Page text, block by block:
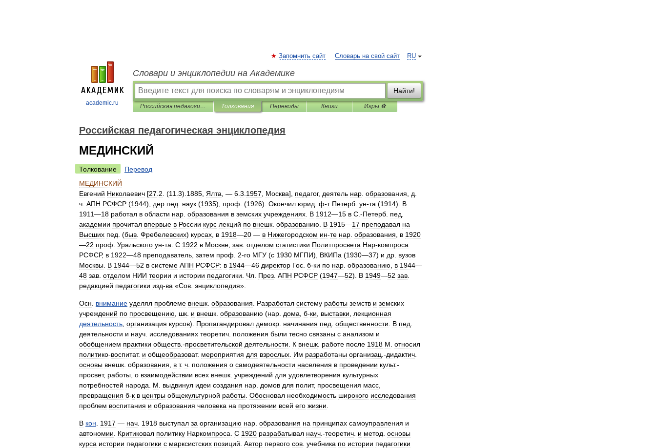
academic.ru
RU
Запомнить сайт Словарь на свой сайт
Словари и энциклопедии на Академике
Найти!
Российская педагогическая энциклопедия Толкования Переводы Книги Игры ⚽
Российская педагогическая энциклопедия
МЕДИНСКИЙ
Толкование
Перевод
МЕДИНСКИЙ
Евгений Николаевич [27 2 . (11 3). 1885 Ялта , — 6 3 1957 Москва], педагог, деятель нар образования д
ч АПН РСФСР (1944), дер пед наук (1935), проф . (1926). Окончил юрид ф-т Петерб ун-та (1914). В
1911—18 работал в области нар образования в земских учреждениях В 1912—15 в С .-Петерб пед
академии прочитал впервые в России курс лекций по внешк образованию В 1915—17 преподавал на
Высших пед . (быв Фребелевских) курсах в 1918—20 — в Нижегородском ин-те нар образования в 1920
—22 проф Уральского ун-та С 1922 в Москве; зав отделом статистики Политпросвета Нар-компроса
РСФСР, в 1922—48 преподаватель затем проф 2-го МГУ (с 1930 МГПИ), ВКИПа (1930—37) и др вузов
Москвы В 1944—52 в системе АПН РСФСР: в 1944—46 директор Гос б-ки по нар образованию в 1944—
48 зав отделом НИИ теории и истории педагогики Чл През АПН РСФСР (1947—52). В 1949—52 зав
редакцией педагогики изд-ва «Сов энциклопедия».
Осн внимание уделял проблеме внешк образования Разработал систему работы земств и земских
учреждений по просвещению шк и внешк образованию (нар дома б-ки выставки
лекционная
деятельность организация курсов). Пропагандировал демокр начинания пед общественности В пед
деятельности и науч исследованиях теоретич положения были тесно связаны с анализом и
обобщением практики обществ .-просветительской деятельности К внешк работе после 1918 М относил
политико-воспитат. и общеобразоват. мероприятия для взрослых Им разработаны организац .-дидактич
основы внешк образования в т. ч положения о самодеятельности населения в проведении культ.-
просвет, работы о взаимодействии всех внешк учреждений для удовлетворения культурных
потребностей народа М выдвинул идеи создания нар домов для полит, просвещения масс
превращения б-к в центры общекультурной работы Обосновал необходимость широкого исследования
проблем воспитания и образования человека на протяжении всей его жизни
В кон 1917 — нач 1918 выступал за организацию нар образования на принципах самоуправления и
автономии
Критиковал политику Наркомпроса С 1920 разрабатывал науч .-теоретич и метод основы
курса истории педагогики с марксистских позиций Автор первого сов учебника по истории педагогики